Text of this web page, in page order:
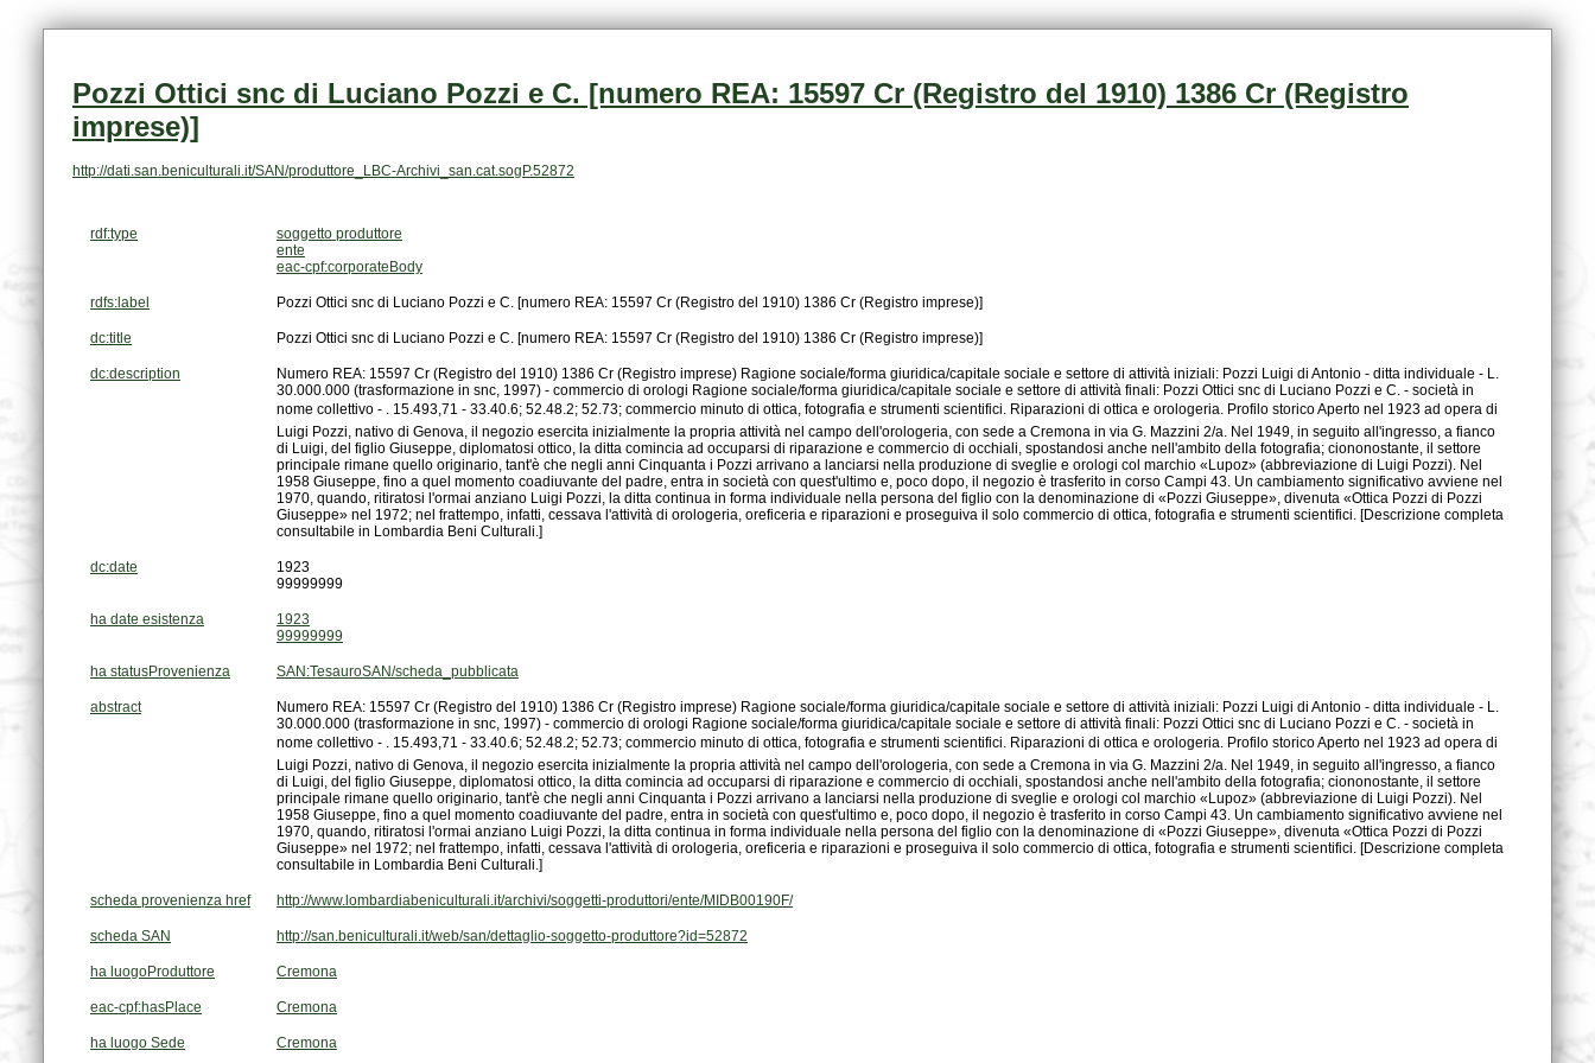
imprese)]
http://dati.san.beniculturali.it/SAN/produttore_LBC-Archivi_san.cat.sogP.52872
rdf:type
soggetto produttore
ente
eac-cpf:corporateBody
rdfs:label Pozzi Ottici snc di Luciano Pozzi e C. [numero REA: 15597 Cr (Registro del 1910) 1386 Cr (Registro imprese)]
dc:title Pozzi Ottici snc di Luciano Pozzi e C. [numero REA: 15597 Cr (Registro del 1910) 1386 Cr (Registro imprese)]
dc:description
consultabile in Lombardia Beni Culturali.]
dc:date
1923
99999999
ha date esistenza
1923
99999999
ha statusProvenienza SAN:TesauroSAN/scheda_pubblicata
abstract
consultabile in Lombardia Beni Culturali.]
scheda provenienza href http://www.lombardiabeniculturali.it/archivi/soggetti-produttori/ente/MIDB00190F/
scheda SAN http://san.beniculturali.it/web/san/dettaglio-soggetto-produttore?id=52872
ha luogoProduttore Cremona
eac-cpf:hasPlace Cremona
ha luogo Sede Cremona